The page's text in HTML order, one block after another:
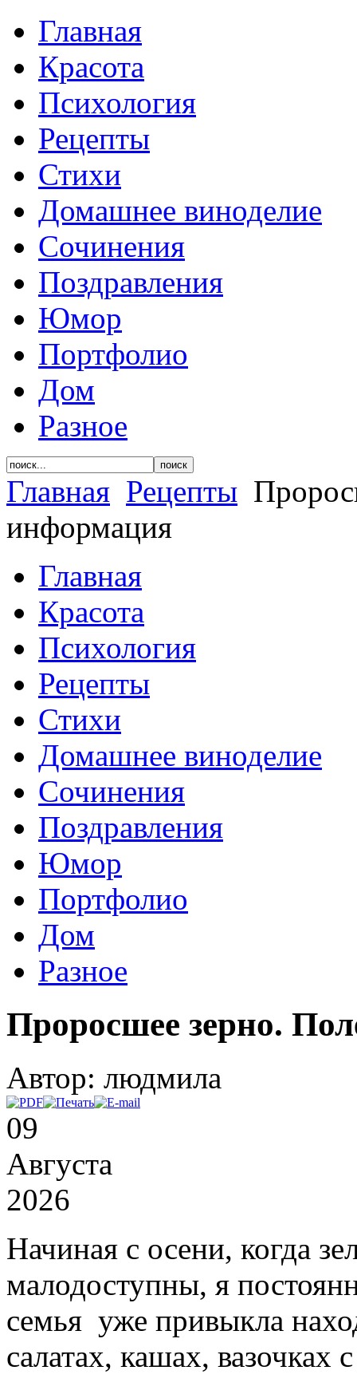
Главная
Красота
Психология
Рецепты
Стихи
Домашнее виноделие
Сочинения
Поздравления
Юмор
Портфолио
Дом
Разное
Главная Рецепты
информация
Главная
Красота
Психология
Рецепты
Стихи
Домашнее виноделие
Сочинения
Поздравления
Юмор
Портфолио
Дом
Разное
Проросшее зерно.
Автор: людмила
09
Августа
2026
Начиная с осени, когда
малодоступны, я
семья уже привыкла
салатах, кашах,